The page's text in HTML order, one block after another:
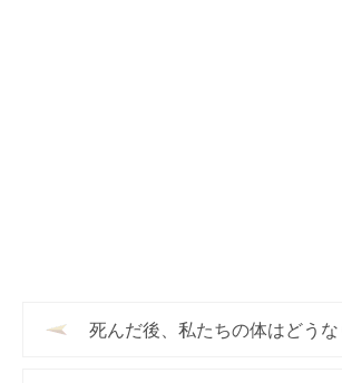
死んだ後、私たちの体はどう